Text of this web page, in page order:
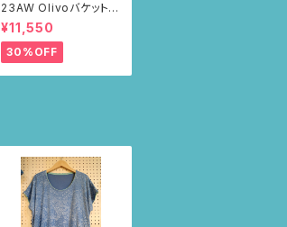
23AW Olivoバケットハ
ット（ブラウン・ポピー
柄）
¥11,550
30%OFF